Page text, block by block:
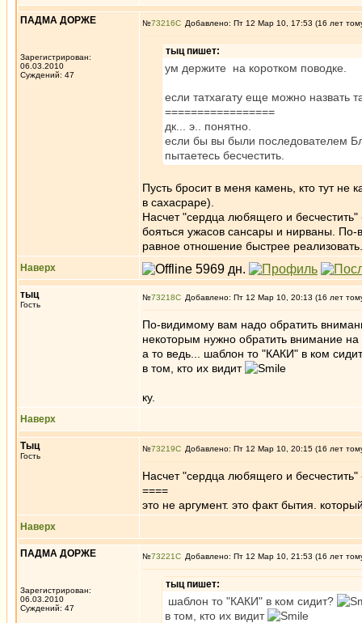
ПАДМА ДОРЖЕ
Зарегистрирован:
06.03.2010
Суждений: 47
№73216 Добавлено: Пт 12 Мар 10, 17:53 (16 лет
тыц пишет:
ум держите на коротком поводке.
если татхагату еще можно назвать
=================
дк... э.. понятно.
если бы вы были последователем
пытаетесь бесчестить.
Пусть бросит в меня камень, кто тут
в сахасраре).
Насчет "сердца любящего и
бояться ужасов сансары и нирваны.
равное отношение быстрее
Наверх
тыц
Гость
№73218 Добавлено: Пт 12 Мар 10, 20:13 (16 лет
По-видимому вам надо обратить
некоторым нужно обратить внимание
а то ведь... шаблон то "КАКИ" в ком
в том, кто их видит
ку.
Наверх
Тыц
Гость
№73219 Добавлено: Пт 12 Мар 10, 20:15 (16 лет
Насчет "сердца любящего и
====
это не аргумент. это факт бытия.
Наверх
ПАДМА ДОРЖЕ
Зарегистрирован:
06.03.2010
Суждений: 47
№73221 Добавлено: Пт 12 Мар 10, 21:53 (16 лет
тыц пишет:
шаблон то "КАКИ" в ком сидит?
в том, кто их видит